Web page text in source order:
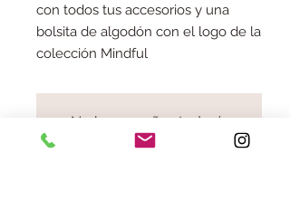
con todos tus accesorios y una
bolsita de algodón con el logo de la
colección Mindful
No hay reseñas todavía
Comparte tu opinión. Deja la primera